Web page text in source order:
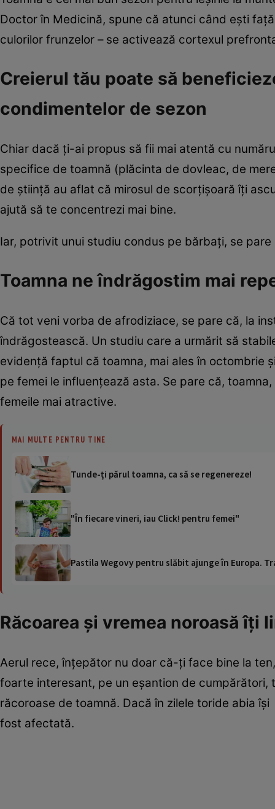
Doctor în Medicină, spune că atunci când eşti
culorilor frunzelor – se activează cortexul
Creierul tău poate să
condimentelor de sezon
Chiar dacă ţi-ai propus să fii mai atentă cu
specifice de toamnă (plăcinta de dovleac, de
de ştiinţă au aflat că mirosul de scorţişoară îţi
ajută să te concentrezi mai bine.
Iar, potrivit unui studiu condus pe bărbaţi, se
Toamna ne îndrăgostim mai
Că tot veni vorba de afrodiziace, se pare că, la
îndrăgostească. Un studiu care a urmărit să
evidenţă faptul că toamna, mai ales în octombrie
pe femei le influenţează asta. Se pare că,
femeile mai atractive.
MAI MULTE PENTRU TINE
Tunde-ţi părul toamna, ca să se regenereze!
"În fiecare vineri, iau Click! pentru femei"
Pastila Wegovy pentru slăbit ajunge în Europa.
Răcoarea şi vremea noroasă îţi
Aerul rece, înţepător nu doar că-ţi face bine la
foarte interesant, pe un eşantion de cumpărători,
răcoroase de toamnă. Dacă în zilele toride abia
fost afectată.